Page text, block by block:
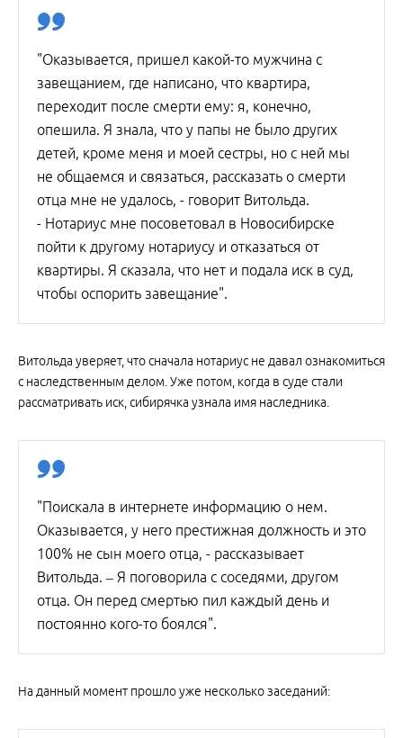
"Оказывается, пришел какой-то мужчина с
завещанием, где написано, что квартира,
переходит после смерти ему: я, конечно,
опешила. Я знала, что у папы не было других
детей, кроме меня и моей сестры, но с ней мы
не общаемся и связаться, рассказать о смерти
отца мне не удалось, - говорит Витольда.
- Нотариус мне посоветовал в Новосибирске
пойти к другому нотариусу и отказаться от
квартиры. Я сказала, что нет и подала иск в суд,
чтобы оспорить завещание".
Витольда уверяет, что сначала нотариус не давал ознакомиться
с наследственным делом. Уже потом, когда в суде стали
рассматривать иск, сибирячка узнала имя наследника.
"Поискала в интернете информацию о нем.
Оказывается, у него престижная должность и это
100% не сын моего отца, - рассказывает
Витольда. – Я поговорила с соседями, другом
отца. Он перед смертью пил каждый день и
постоянно кого-то боялся".
На данный момент прошло уже несколько заседаний: